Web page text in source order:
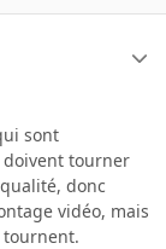
sont
doivent tourner
donc
vidéo, mais
tournent.